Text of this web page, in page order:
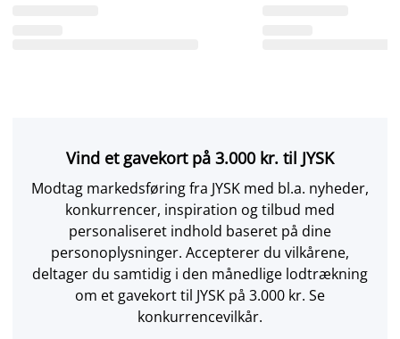
Vind et gavekort på 3.000 kr. til JYSK
Modtag markedsføring fra JYSK med bl.a. nyheder,
konkurrencer, inspiration og tilbud med
personaliseret indhold baseret på dine
personoplysninger. Accepterer du vilkårene,
deltager du samtidig i den månedlige lodtrækning
om et gavekort til JYSK på 3.000 kr. Se
konkurrencevilkår.